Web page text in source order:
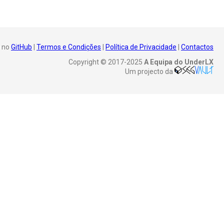
no GitHub Termos e Condições Política de Privacidade
Contactos
Copyright © 2017-2025 A Equipa do UnderLX
Um projecto da